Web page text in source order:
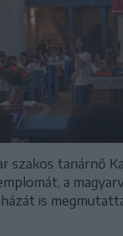
szakos tanárnő
a
is